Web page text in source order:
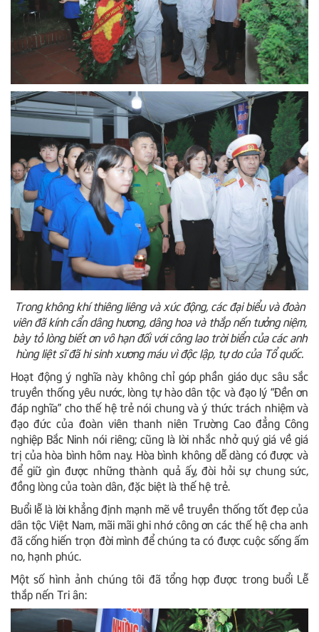
Trong không khí thiêng liêng và xúc động, các đại biểu và đoàn
viên đã kính cẩn dâng hương, dâng hoa và thắp nến tưởng niệm,
bày tỏ lòng biết ơn vô hạn đối với công lao trời biển của các anh
hùng liệt sĩ đã hi sinh xương máu vì độc lập, tự do của Tổ quốc.
Hoạt động ý nghĩa này không chỉ góp phần giáo dục sâu sắc
truyền thống yêu nước, lòng tự hào dân tộc và đạo lý “Đền ơn
đáp nghĩa” cho thế hệ trẻ nói chung và ý thức trách nhiệm và
đạo đức của đoàn viên thanh niên Trường Cao đẳng Công
nghiệp Bắc Ninh nói riêng; cũng là lời nhắc nhở quý giá về giá
trị của hòa bình hôm nay. Hòa bình không dễ dàng có được và
để giữ gìn được những thành quả ấy, đòi hỏi sự chung sức,
đồng lòng của toàn dân, đặc biệt là thế hệ trẻ.
Buổi lễ là lời khẳng định mạnh mẽ về truyền thống tốt đẹp của
dân tộc Việt Nam, mãi mãi ghi nhớ công ơn các thế hệ cha anh
đã cống hiến trọn đời mình để chúng ta có được cuộc sống ấm
no, hạnh phúc.
Một số hình ảnh chúng tôi đã tổng hợp được trong buổi Lễ
thắp nến Tri ân: